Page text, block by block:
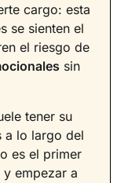
cargo: esta
se sienten el
el riesgo de
sin
tener su
a lo largo del
es el primer
empezar a